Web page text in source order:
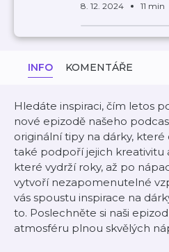
8. 12. 2024 11 min
INFO KOMENTÁŘE
Hledáte inspiraci, čím letos
nové epizodě našeho
originální tipy na dárky,
také podpoří jejich kreativitu
které vydrží roky, až po
vytvoří nezapomenutelné
vás spoustu inspirace na
to. Poslechněte si naši
atmosféru plnou skvělých